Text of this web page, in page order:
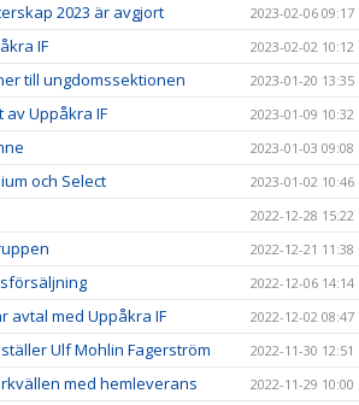
2023 är avgjort 2023-02-06 09:17
IF 2023-02-02 10:12
till ungdomssektionen 2023-01-20 13:35
Uppåkra IF 2023-01-09 10:32
2023-01-03 09:08
och Select 2023-01-02 10:46
2022-12-28 15:22
2022-12-21 11:38
2022-12-06 14:14
avtal med Uppåkra IF 2022-12-02 08:47
Ulf Mohlin Fagerström 2022-11-30 12:51
med hemleverans 2022-11-29 10:00